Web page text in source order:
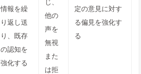
情報を繰
り返し送
り、既存
の認知を
強化する
じ、
他の
声を
無視
また
は拒
定の意見に対す
る偏見を強化す
る